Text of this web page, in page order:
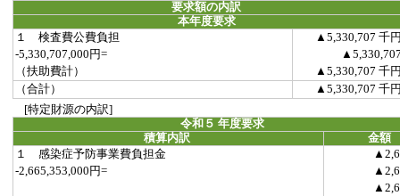
要求額の内訳
本年度要求
１ 検査費公費負担
▲5,330,707 千
-5,330,707,000円=
（扶助費計）
▲5,330,707 千
（合計）
▲5,330,707 千
[特定財源の内訳]
令和５ 年度要求
積算内訳
金額
１ 感染症予防事業費負担金
-2,665,353,000円=